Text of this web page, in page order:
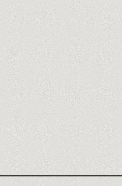
UBERSUGGEST HOTJAR